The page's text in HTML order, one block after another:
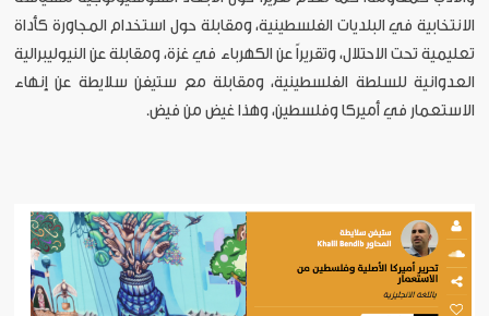
الانتخابية في البلديات الفلسطينية، ومقابلة حول استخدام المجاورة كأداة
تعليمية تحت الاحتلال، وتقريراً عن الكهرباء في غزة، ومقابلة عن النيوليبرالية
العدوانية للسلطة الفلسطينية، ومقابلة مع ستيفن سلايطة عن إنهاء
الاستعمار في أميركا وفلسطين، وهذا غيض من فيض.